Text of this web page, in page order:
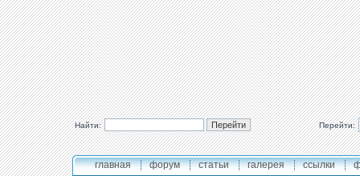
Найти: Перейти:
главная форум статьи галерея ссылки